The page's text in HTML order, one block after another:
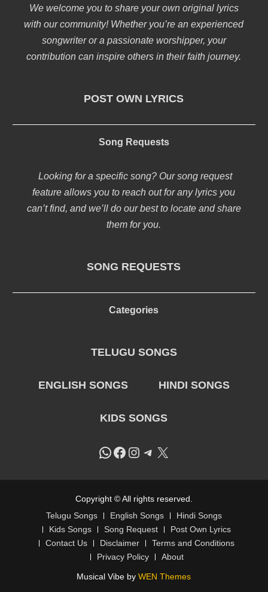
We welcome you to share your own original lyrics
with our community! Whether you’re an experienced
songwriter or a passionate worshipper, your
contribution can inspire others in their faith journey.
POST OWN LYRICS
Song Requests
Looking for a specific song? Our song request
feature allows you to reach out for any lyrics you
can’t find, and we’ll do our best to locate and share
them for you.
SONG REQUESTS
Categories
TELUGU SONGS
ENGLISH SONGS HINDI SONGS
KIDS SONGS
WhatsApp
Facebook
Instagram
Telegram
X
Copyright © All rights reserved.
Telugu Songs
English Songs
Hindi Songs
Kids Songs
Song Request
Post Own Lyrics
Contact Us
Disclaimer
Terms and Conditions
Privacy Policy
About
Musical Vibe byWEN Themes